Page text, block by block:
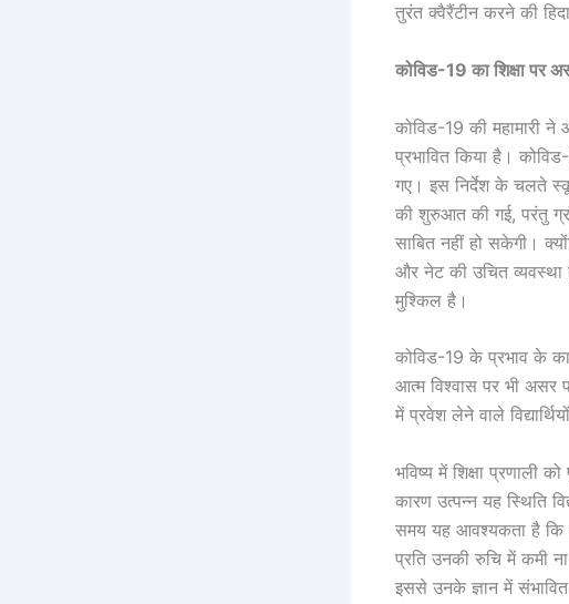
तुरंत क्वैरैंटीन करने की
कोविड-19 का शिक्षा पर
कोविड-19 की महामारी
प्रभावित किया है।
गए। इस निर्देश के चलते
की शुरुआत की गई, परंतु
साबित नहीं हो सकेगी।
और नेट की उचित व्यवस्था
मुश्किल है।
कोविड-19 के प्रभाव के
आत्म विश्वास पर भी असर
में प्रवेश लेने वाले
भविष्य में शिक्षा प्रणाली
कारण उत्पन्न यह स्थिति
समय यह आवश्यकता है कि
प्रति उनकी रुचि में कमी
इससे उनके ज्ञान में संभावित